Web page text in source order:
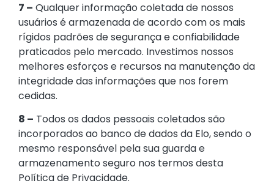
7 – Qualquer informação coletada de nossos
usuários é armazenada de acordo com os mais
rígidos padrões de segurança e confiabilidade
praticados pelo mercado. Investimos nossos
melhores esforços e recursos na manutenção da
integridade das informações que nos forem
cedidas.
8 – Todos os dados pessoais coletados são
incorporados ao banco de dados da Elo, sendo o
mesmo responsável pela sua guarda e
armazenamento seguro nos termos desta
Política de Privacidade.